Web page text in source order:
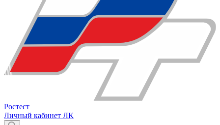
Ростест
Личный кабинет ЛК